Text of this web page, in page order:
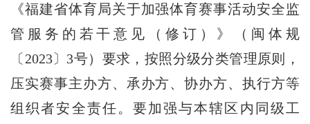
《福建省体育局关于加强体育赛事活动安全监
管服务的若干意见（修订）》（闽体规
〔2023〕3号）要求，按照分级分类管理原则，
压实赛事主办方、承办方、协办方、执行方等
组织者安全责任。要加强与本辖区内同级工